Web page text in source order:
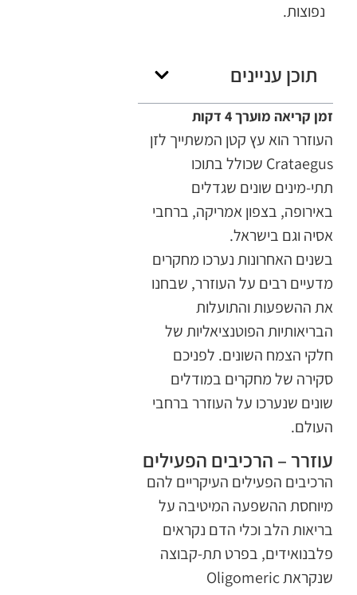
נפוצות.
תוכן עניינים
העוזרר הוא עץ קטן המשתייך לזן
Crataegus שכולל בתוכו
תתי-מינים שונים שגדלים
באירופה, בצפון אמריקה, ברחבי
אסיה וגם בישראל.
בשנים האחרונות נערכו מחקרים
מדעיים רבים על העוזרר, שבחנו
את ההשפעות והתועלות
הבריאותיות הפוטנציאליות של
חלקי הצמח השונים. לפניכם
סקירה של מחקרים במודלים
שונים שנערכו על העוזרר ברחבי
העולם.
עוזרר – הרכיבים הפעילים​
הרכיבים הפעילים העיקריים להם
מיוחסת ההשפעה המיטיבה על
בריאות הלב וכלי הדם נקראים
פלבנואידים, בפרט תת-קבוצה
שנקראת Oligomeric